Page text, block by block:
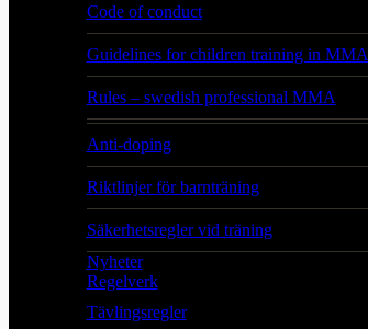
Code of conduct
Guidelines for children training in MMA
Rules – swedish professional MMA
Anti-doping
Riktlinjer för barnträning
Säkerhetsregler vid träning
Nyheter
Regelverk
Tävlingsregler